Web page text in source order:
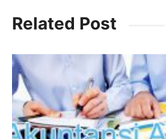
c
e
b
o
o
k
itt
er
ai
l
at
s
A
p
p
a
m
Related Post